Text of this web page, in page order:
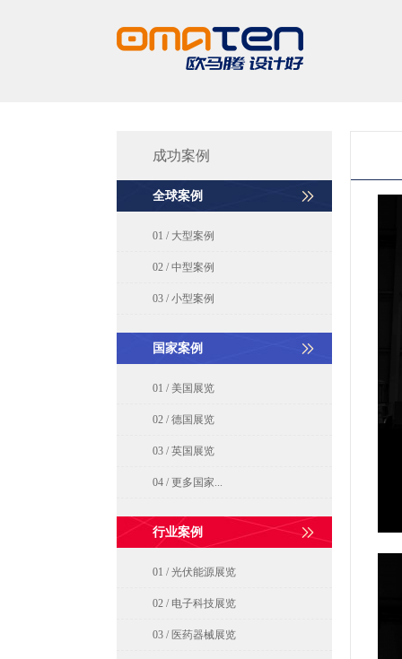
成功案例
全球案例
01 / 大型案例
02 / 中型案例
03 / 小型案例
国家案例
01 / 美国展览
02 / 德国展览
03 / 英国展览
04 / 更多国家...
行业案例
01 / 光伏能源展览
02 / 电子科技展览
03 / 医药器械展览